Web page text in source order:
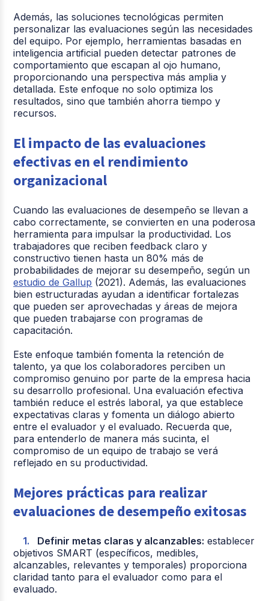
Además, las soluciones tecnológicas permiten
personalizar las evaluaciones según las necesidades
del equipo. Por ejemplo, herramientas basadas en
inteligencia artificial pueden detectar patrones de
comportamiento que escapan al ojo humano,
proporcionando una perspectiva más amplia y
detallada. Este enfoque no solo optimiza los
resultados, sino que también ahorra tiempo y
recursos.
El impacto de las evaluaciones
efectivas en el rendimiento
organizacional
Cuando las evaluaciones de desempeño se llevan a
cabo correctamente, se convierten en una poderosa
herramienta para impulsar la productividad. Los
trabajadores que reciben feedback claro y
constructivo tienen hasta un 80% más de
probabilidades de mejorar su desempeño, según un
estudio de Gallup (2021). Además, las evaluaciones
bien estructuradas ayudan a identificar fortalezas
que pueden ser aprovechadas y áreas de mejora
que pueden trabajarse con programas de
capacitación.
Este enfoque también fomenta la retención de
talento, ya que los colaboradores perciben un
compromiso genuino por parte de la empresa hacia
su desarrollo profesional. Una evaluación efectiva
también reduce el estrés laboral, ya que establece
expectativas claras y fomenta un diálogo abierto
entre el evaluador y el evaluado. Recuerda que,
para entenderlo de manera más sucinta, el
compromiso de un equipo de trabajo se verá
reflejado en su productividad.
Mejores prácticas para realizar
evaluaciones de desempeño exitosas
Definir metas claras y alcanzables: establecer
objetivos SMART (específicos, medibles,
alcanzables, relevantes y temporales) proporciona
claridad tanto para el evaluador como para el
evaluado.